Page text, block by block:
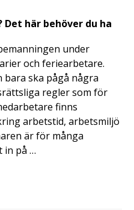
här behöver du ha
under
och feriearbetare.
bara ska pågå några
regler som för
finns
arbetstid, arbetsmiljö
är för många
in på …